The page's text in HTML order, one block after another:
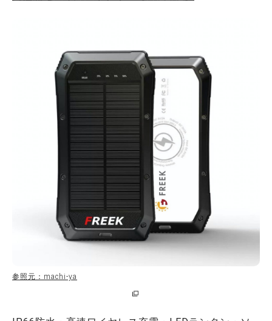
参照元：machi-ya